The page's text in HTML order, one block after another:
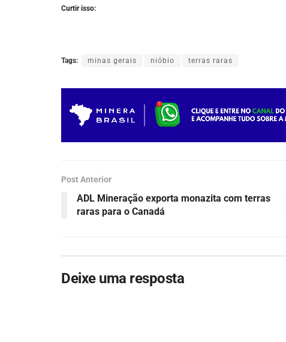
Curtir isso:
Tags: minas gerais nióbio terras raras
Post Anterior
ADL Mineração exporta monazita com terras
raras para o Canadá
Deixe uma resposta